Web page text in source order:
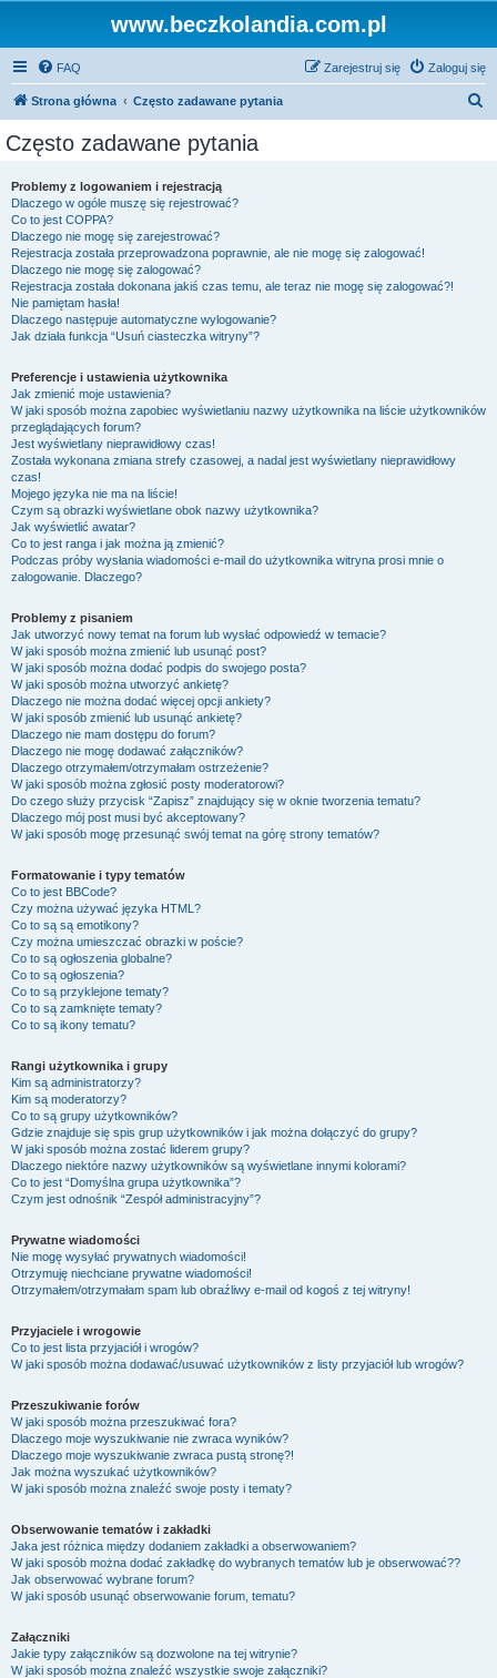
www.beczkolandia.com.pl
FAQ Zaloguj się
Zarejestruj się
Strona główna Często zadawane pytania
Często zadawane pytania
Problemy z logowaniem i rejestracją
Dlaczego w ogóle muszę się rejestrować?
Co to jest COPPA?
Dlaczego nie mogę się zarejestrować?
Rejestracja została przeprowadzona poprawnie, ale nie mogę się zalogować!
Dlaczego nie mogę się zalogować?
Rejestracja została dokonana jakiś czas temu, ale teraz nie mogę się zalogować?!
Nie pamiętam hasła!
Dlaczego następuje automatyczne wylogowanie?
Jak działa funkcja “Usuń ciasteczka witryny”?
Preferencje i ustawienia użytkownika
Jak zmienić moje ustawienia?
W jaki sposób można zapobiec wyświetlaniu nazwy użytkownika na liście użytkowników
przeglądających forum?
Jest wyświetlany nieprawidłowy czas!
Została wykonana zmiana strefy czasowej, a nadal jest wyświetlany nieprawidłowy
czas!
Mojego języka nie ma na liście!
Czym są obrazki wyświetlane obok nazwy użytkownika?
Jak wyświetlić awatar?
Co to jest ranga i jak można ją zmienić?
Podczas próby wysłania wiadomości e-mail do użytkownika witryna prosi mnie o
zalogowanie. Dlaczego?
Problemy z pisaniem
Jak utworzyć nowy temat na forum lub wysłać odpowiedź w temacie?
W jaki sposób można zmienić lub usunąć post?
W jaki sposób można dodać podpis do swojego posta?
W jaki sposób można utworzyć ankietę?
Dlaczego nie można dodać więcej opcji ankiety?
W jaki sposób zmienić lub usunąć ankietę?
Dlaczego nie mam dostępu do forum?
Dlaczego nie mogę dodawać załączników?
Dlaczego otrzymałem/otrzymałam ostrzeżenie?
W jaki sposób można zgłosić posty moderatorowi?
Do czego służy przycisk “Zapisz” znajdujący się w oknie tworzenia tematu?
Dlaczego mój post musi być akceptowany?
W jaki sposób mogę przesunąć swój temat na górę strony tematów?
Formatowanie i typy tematów
Co to jest BBCode?
Czy można używać języka HTML?
Co to są są emotikony?
Czy można umieszczać obrazki w poście?
Co to są ogłoszenia globalne?
Co to są ogłoszenia?
Co to są przyklejone tematy?
Co to są zamknięte tematy?
Co to są ikony tematu?
Rangi użytkownika i grupy
Kim są administratorzy?
Kim są moderatorzy?
Co to są grupy użytkowników?
Gdzie znajduje się spis grup użytkowników i jak można dołączyć do grupy?
W jaki sposób można zostać liderem grupy?
Dlaczego niektóre nazwy użytkowników są wyświetlane innymi kolorami?
Co to jest “Domyślna grupa użytkownika”?
Czym jest odnośnik “Zespół administracyjny”?
Prywatne wiadomości
Nie mogę wysyłać prywatnych wiadomości!
Otrzymuję niechciane prywatne wiadomości!
Otrzymałem/otrzymałam spam lub obraźliwy e-mail od kogoś z tej witryny!
Przyjaciele i wrogowie
Co to jest lista przyjaciół i wrogów?
W jaki sposób można dodawać/usuwać użytkowników z listy przyjaciół lub wrogów?
Przeszukiwanie forów
W jaki sposób można przeszukiwać fora?
Dlaczego moje wyszukiwanie nie zwraca wyników?
Dlaczego moje wyszukiwanie zwraca pustą stronę?!
Jak można wyszukać użytkowników?
W jaki sposób można znaleźć swoje posty i tematy?
Obserwowanie tematów i zakładki
Jaka jest różnica między dodaniem zakładki a obserwowaniem?
W jaki sposób można dodać zakładkę do wybranych tematów lub je obserwować??
Jak obserwować wybrane forum?
W jaki sposób usunąć obserwowanie forum, tematu?
Załączniki
Jakie typy załączników są dozwolone na tej witrynie?
W jaki sposób można znaleźć wszystkie swoje załączniki?